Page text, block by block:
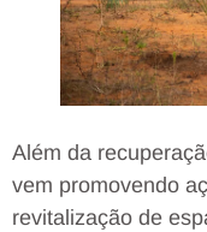
Além da
vem promovendo
revitalização de